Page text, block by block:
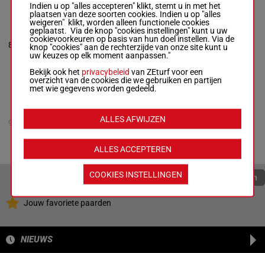
8
MORE TO
FOLLOW
Willmott Tho.-D
Bourke
R/6 -67 kg
R/6 67 kg 7h 7h 8h
9
Kozaczek Jay D.-
7p 10h 7h 4p 5h
4p 2h 7p (21) Th
63 kg
7p 10h 7h 4p
5h 4p 2h 7p
(21) Th 6h 8p
Quoteringen verversen
Jouw favoriete paarden
NIEUWS
Indien u op "alles accepteren" klikt, stemt u in met het
plaatsen van deze soorten cookies. Indien u op "alles
weigeren" klikt, worden alleen functionele cookies
geplaatst. Via de knop "cookies instellingen" kunt u uw
cookievoorkeuren op basis van hun doel instellen. Via de
knop "cookies" aan de rechterzijde van onze site kunt u
uw keuzes op elk moment aanpassen."
Bekijk ook het privacybeleid van ZEturf voor een
overzicht van de cookies die we gebruiken en partijen
met wie gegevens worden gedeeld.
ALLES ACCEPTEREN
ALLES AFWIJZEN
COOKIES INSTELLINGEN